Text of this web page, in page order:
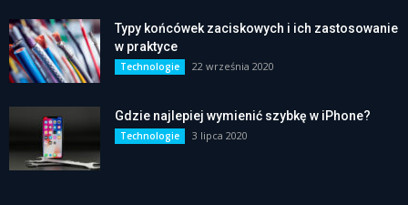
Typy końcówek zaciskowych i ich zastosowanie
w praktyce
Technologie 22 września 2020
Gdzie najlepiej wymienić szybkę w iPhone?
Technologie 3 lipca 2020